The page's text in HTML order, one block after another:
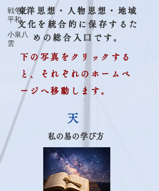
戦争と
平和
小泉八
雲
​東洋思想・人物思想・地域
文化を統合的に保存するた
めの総合入口です。
下の写真をクリックする
と、それぞれのホームペ
ージへ移動します。
​天
​私の易の学び方